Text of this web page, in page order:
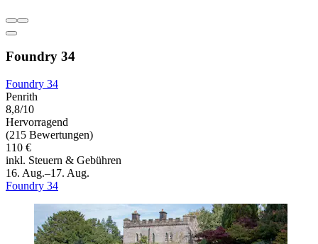
Foundry 34
Foundry 34
Penrith
8,8/10
Hervorragend
(215 Bewertungen)
110 €
inkl. Steuern & Gebühren
16. Aug.–17. Aug.
Foundry 34